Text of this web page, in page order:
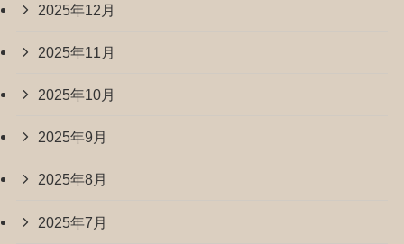
2025年12月
2025年11月
2025年10月
2025年9月
2025年8月
2025年7月